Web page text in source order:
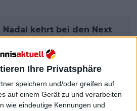
Ihre Privatsphäre
speichern und/oder greifen auf
auf einem Gerät zu und verarbeiten
wie eindeutige Kennungen und
Nadal kehrt bei den Next